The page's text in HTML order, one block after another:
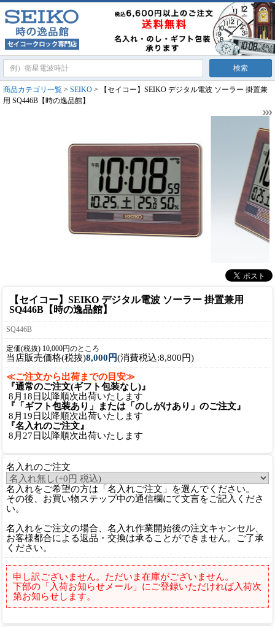
商品カテゴリ一覧 > SEIKO > 【セイコー】SEIKO デジタル電波 ソーラー 掛置兼
用 SQ446B【時の逸品館】
【セイコー】SEIKO デジタル電波 ソーラー 掛置兼用
SQ446B【時の逸品館】
SQ446B
定価(税抜) 10,000円のところ
当店販売価格(税抜)8,000円(消費税込:8,800円)
≪ご注文から出荷までの目安≫
『通常のご注文(ギフト包装なし)』
8月18日以降順次出荷いたします
『「ギフト包装あり」または「のしがけあり」のご注文』
8月19日以降順次出荷いたします
『名入れのご注文』
8月27日以降順次出荷いたします
名入れのご注文
名入れをご希望の方は「名入れご注文」を選んでください。
その後、お買い物ステップ中の通信欄にて文言をご記入くださ
い。
名入れをご注文の場合、名入れ作業開始後の注文キャンセル、
お客様都合による返品・交換は承ることができません。ご了承
ください。
申し訳ございません。ただいま在庫がございません。
下部の「入荷お知らせメール」にご登録いただければ入荷次
第お知らせします。